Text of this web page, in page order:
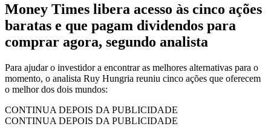
Money Times libera acesso às cinco ações
baratas e que pagam dividendos para
comprar agora, segundo analista
Para ajudar o investidor a encontrar as melhores alternativas para o
momento, o analista Ruy Hungria reuniu cinco ações que oferecem
o melhor dos dois mundos:
CONTINUA DEPOIS DA PUBLICIDADE
CONTINUA DEPOIS DA PUBLICIDADE